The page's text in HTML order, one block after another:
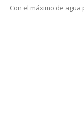
Con el máximo de